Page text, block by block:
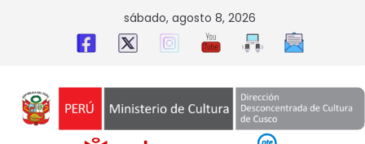
sábado, agosto 8, 2026